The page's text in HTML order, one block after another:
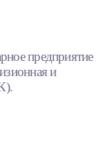
предприятие
и